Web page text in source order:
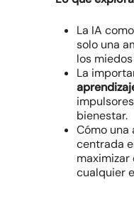
La IA
solo una
los
La
bienestar.
Cómo
centrada
maximizar
cualquier